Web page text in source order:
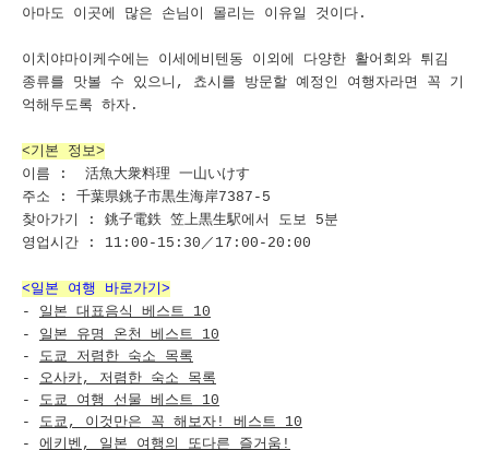
아마도 이곳에 많은 손님이 몰리는 이유일 것이다.
이치야마이케수에는 이세에비텐동 이외에 다양한 활어회와 튀김
종류를 맛볼 수 있으니, 쵸시를 방문할 예정인 여행자라면 꼭 기
억해두도록 하자.
<기본 정보>
이름 : 活魚大衆料理 一山いけす
주소 : 千葉県銚子市黒生海岸7387-5
찾아가기 : 銚子電鉄 笠上黒生駅에서 도보 5분
영업시간 : 11:00-15:30／17:00-20:00
<일본 여행 바로가기>
- 일본 대표음식 베스트 10
- 일본 유명 온천 베스트 10
- 도쿄 저렴한 숙소 목록
- 오사카, 저렴한 숙소 목록
- 도쿄 여행 선물 베스트 10
- 도쿄, 이것만은 꼭 해보자! 베스트 10
- 에키벤, 일본 여행의 또다른 즐거움!